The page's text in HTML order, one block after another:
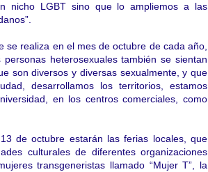
nicho LGBT sino que lo ampliemos a las
realiza en el mes de octubre de cada año,
personas heterosexuales también se sientan
son diversos y diversas sexualmente, y que
desarrollamos los territorios, estamos
en los centros comerciales, como
de octubre estarán las ferias locales, que
culturales de diferentes organizaciones
transgeneristas llamado “Mujer T”, la